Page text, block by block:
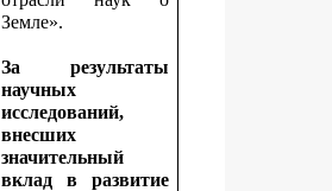
Земле».
За результаты
научных
исследований,
внесших
значительный
вклад в развитие